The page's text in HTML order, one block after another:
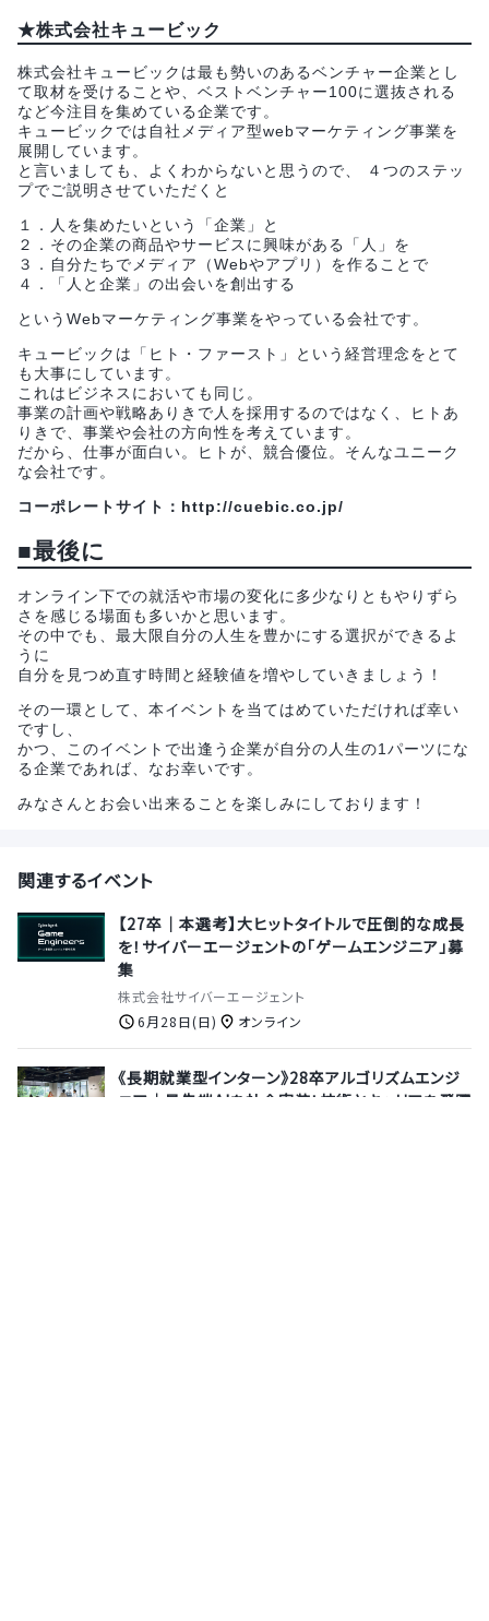
★株式会社キュービック
株式会社キュービックは最も勢いのあるベンチャー企業とし
て取材を受けることや、ベストベンチャー100に選抜される
など今注目を集めている企業です。
キュービックでは自社メディア型webマーケティング事業を
展開しています。
と言いましても、よくわからないと思うので、 ４つのステッ
プでご説明させていただくと
１．人を集めたいという「企業」と
２．その企業の商品やサービスに興味がある「人」を
３．自分たちでメディア（Webやアプリ）を作ることで
４．「人と企業」の出会いを創出する
というWebマーケティング事業をやっている会社です。
キュービックは「ヒト・ファースト」という経営理念をとて
も大事にしています。
これはビジネスにおいても同じ。
事業の計画や戦略ありきで人を採用するのではなく、ヒトあ
りきで、事業や会社の方向性を考えています。
だから、仕事が面白い。ヒトが、競合優位。そんなユニーク
な会社です。
コーポレートサイト：http://cuebic.co.jp/
■最後に
オンライン下での就活や市場の変化に多少なりともやりずら
さを感じる場面も多いかと思います。
その中でも、最大限自分の人生を豊かにする選択ができるよ
うに
自分を見つめ直す時間と経験値を増やしていきましょう！
その一環として、本イベントを当てはめていただければ幸い
ですし、
かつ、このイベントで出逢う企業が自分の人生の1パーツにな
る企業であれば、なお幸いです。
みなさんとお会い出来ることを楽しみにしております！
関連するイベント
【27卒｜本選考】大ヒットタイトルで圧倒的な成長
を！サイバーエージェントの「ゲームエンジニア」募
集
株式会社サイバーエージェント
6月28日(日)
オンライン
《長期就業型インターン》28卒アルゴリズムエンジ
ニア｜最先端AIを社会実装！技術とキャリアを飛躍